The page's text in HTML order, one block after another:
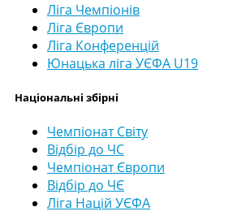
Ліга Чемпіонів
Ліга Європи
Ліга Конференцій
Юнацька ліга УЄФА U19
Національні збірні
Чемпіонат Світу
Відбір до ЧС
Чемпіонат Європи
Відбір до ЧЄ
Ліга Націй УЄФА